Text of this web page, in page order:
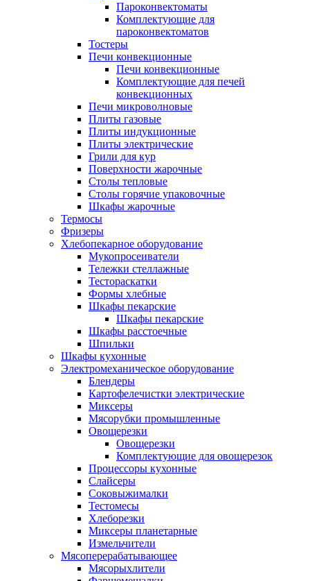
Пароконвектоматы
Комплектующие для
пароконвектоматов
Тостеры
Печи конвекционные
Печи конвекционные
Комплектующие для печей
конвекционных
Печи микроволновые
Плиты газовые
Плиты индукционные
Плиты электрические
Грили для кур
Поверхности жарочные
Столы тепловые
Столы горячие упаковочные
Шкафы жарочные
Термосы
Фризеры
Хлебопекарное оборудование
Мукопросеиватели
Тележки стеллажные
Тестораскатки
Формы хлебные
Шкафы пекарские
Шкафы пекарские
Шкафы расстоечные
Шпильки
Шкафы кухонные
Электромеханическое оборудование
Блендеры
Картофелечистки электрические
Миксеры
Мясорубки промышленные
Овощерезки
Овощерезки
Комплектующие для овощерезок
Процессоры кухонные
Слайсеры
Соковыжималки
Тестомесы
Хлеборезки
Миксеры планетарные
Измельчители
Мясоперерабатывающее
Мясорыхлители